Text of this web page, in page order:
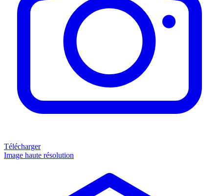
Télécharger
Image haute résolution